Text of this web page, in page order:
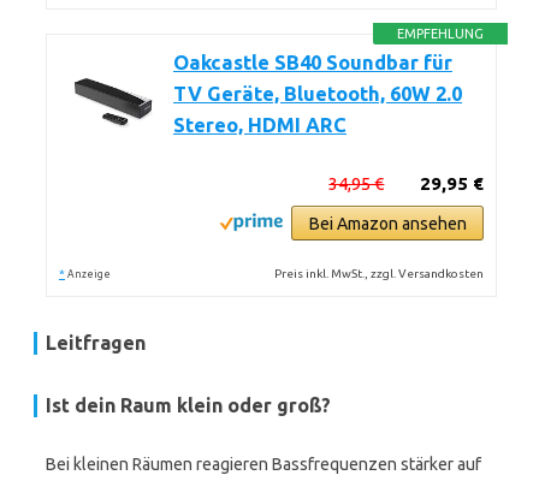
EMPFEHLUNG
Oakcastle SB40 Soundbar für
TV Geräte, Bluetooth, 60W 2.0
Stereo, HDMI ARC
29,95 €
34,95 €
Bei Amazon ansehen
* Anzeige Preis inkl. MwSt., zzgl. Versandkosten
Leitfragen
Ist dein Raum klein oder groß?
Bei kleinen Räumen reagieren Bassfrequenzen stärker auf